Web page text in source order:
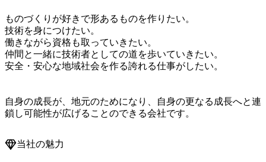
ものづくりが好きで形あるものを作りたい。
技術を身につけたい。
働きながら資格も取っていきたい。
仲間と一緒に技術者としての道を歩いていきたい。
安全・安心な地域社会を作る誇れる仕事がしたい。
自身の成長が、地元のためになり、自身の更なる成長へと連
鎖し可能性が広げることのできる会社です。
当社の魅力